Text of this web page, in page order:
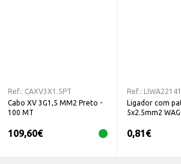
Ref.: CAXV3X1.5PT
Cabo XV 3G1,5 MM2 Preto -
100 MT
109,60€
Ref.:
Ligador com
5x2.5mm2
0,81€